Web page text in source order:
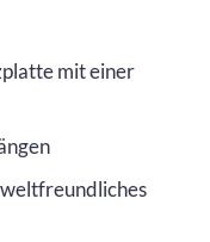
mit einer